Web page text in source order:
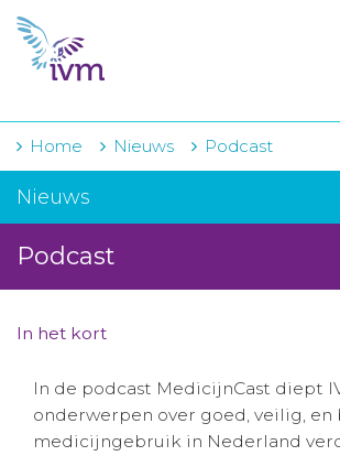
VMI
FTO voorbereiding
IVM-academie
Zorginstellingen
Over IVM
Actueel
Contact
Home Nieuws Podcast
Nieuws
Podcast
In het kort
In de podcast MedicijnCast diept
onderwerpen over goed, veilig, en
medicijngebruik in Nederland